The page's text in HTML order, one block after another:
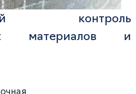
контроль
материалов и
очная